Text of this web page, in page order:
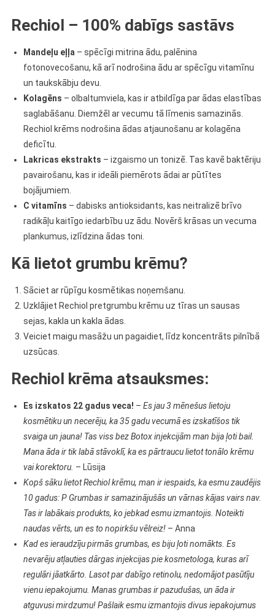
Rechiol – 100% dabīgs sastāvs
Mandeļu eļļa – spēcīgi mitrina ādu, palēnina
fotonovecošanu, kā arī nodrošina ādu ar spēcīgu vitamīnu
un taukskābju devu.
Kolagēns – olbaltumviela, kas ir atbildīga par ādas elastības
saglabāšanu. Diemžēl ar vecumu tā līmenis samazinās.
Rechiol krēms nodrošina ādas atjaunošanu ar kolagēna
deficītu.
Lakricas ekstrakts – izgaismo un tonizē. Tas kavē baktēriju
pavairošanu, kas ir ideāli piemērots ādai ar pūtītes
bojājumiem.
C vitamīns – dabisks antioksidants, kas neitralizē brīvo
radikāļu kaitīgo iedarbību uz ādu. Novērš krāsas un vecuma
plankumus, izlīdzina ādas toni.
Kā lietot grumbu krēmu?
Sāciet ar rūpīgu kosmētikas noņemšanu.
Uzklājiet Rechiol pretgrumbu krēmu uz tīras un sausas
sejas, kakla un kakla ādas.
Veiciet maigu masāžu un pagaidiet, līdz koncentrāts pilnībā
uzsūcas.
Rechiol krēma atsauksmes:
Es izskatos 22 gadus veca! – Es jau 3 mēnešus lietoju
kosmētiku un necerēju, ka 35 gadu vecumā es izskatīšos tik
svaiga un jauna! Tas viss bez Botox injekcijām man bija ļoti bail.
Mana āda ir tik labā stāvoklī, ka es pārtraucu lietot tonālo krēmu
vai korektoru. – Lūsija
Kopš sāku lietot Rechiol krēmu, man ir iespaids, ka esmu zaudējis
10 gadus: P Grumbas ir samazinājušās un vārnas kājas vairs nav.
Tas ir labākais produkts, ko jebkad esmu izmantojis. Noteikti
naudas vērts, un es to nopirkšu vēlreiz!– Anna
Kad es ieraudzīju pirmās grumbas, es biju ļoti nomākts. Es
nevarēju atļauties dārgas injekcijas pie kosmetologa, kuras arī
regulāri jāatkārto. Lasot par dabīgo retinolu, nedomājot pasūtīju
vienu iepakojumu. Manas grumbas ir pazudušas, un āda ir
atguvusi mirdzumu! Pašlaik esmu izmantojis divus iepakojumus